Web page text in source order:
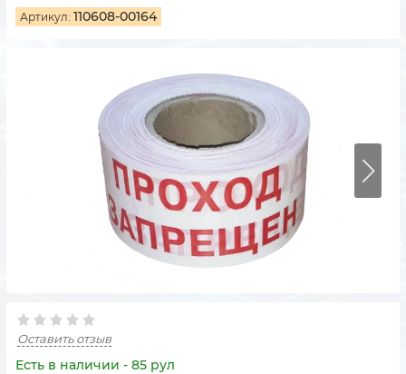
Артикул: 110608-00164
Оставить отзыв
Есть в наличии - 85 рул